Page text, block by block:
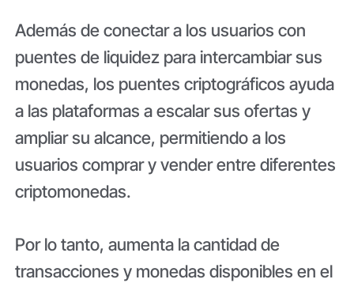
Además de conectar a los usuarios con
puentes de liquidez para intercambiar sus
monedas, los puentes criptográficos ayuda
a las plataformas a escalar sus ofertas y
ampliar su alcance, permitiendo a los
usuarios comprar y vender entre diferentes
criptomonedas.
Por lo tanto, aumenta la cantidad de
transacciones y monedas disponibles en el